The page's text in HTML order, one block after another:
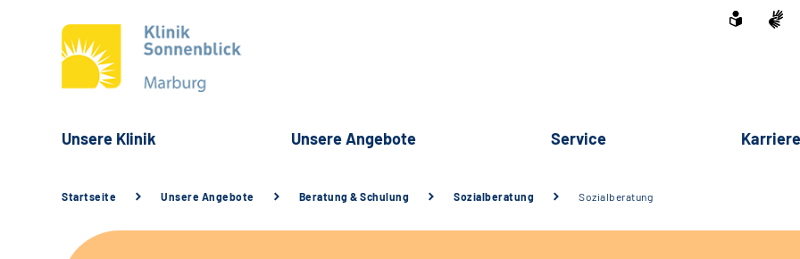
Unsere Klinik Unsere Angebote Service Karriere
Startseite Unsere Angebote Beratung & Schulung Sozialberatung Sozialberatung